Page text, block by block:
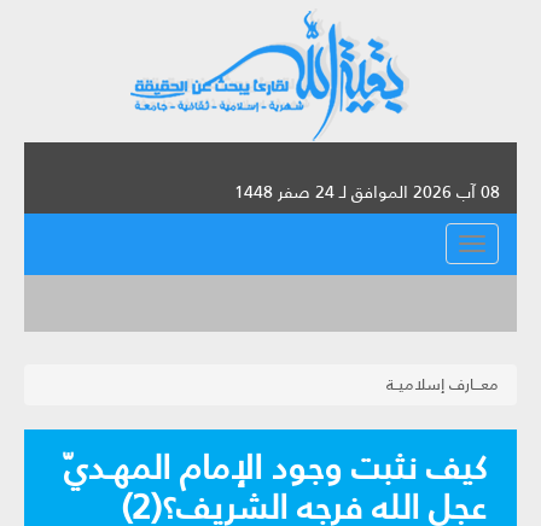
08 آب 2026 الموافق لـ 24 صفر 1448
القائمة
معـــارف إسلاميــة
كيف نثبت وجود الإمام المهـديّ
عجل الله فرجه الشريف؟(2)